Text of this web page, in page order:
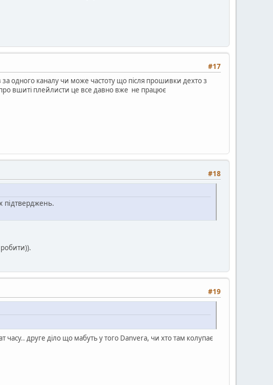
#17
одного каналу чи може частоту що після прошивки дехто з
вшиті плейлисти це все давно вже не працює
#18
підтверджень.
#19
часу.. друге діло що мабуть у того Danverа, чи хто там колупає